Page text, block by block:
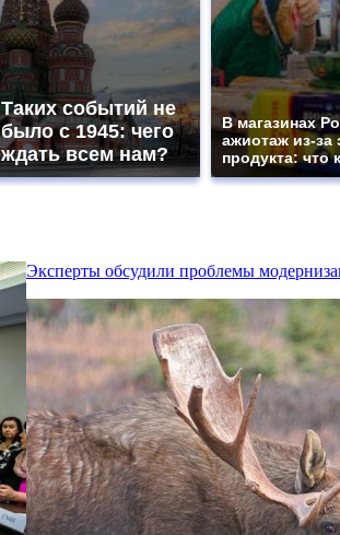
Таких событий не
было с 1945: чего
ждать всем нам?
В магазинах
ажиотаж из-за
продукта: что
Эксперты обсудили проблемы